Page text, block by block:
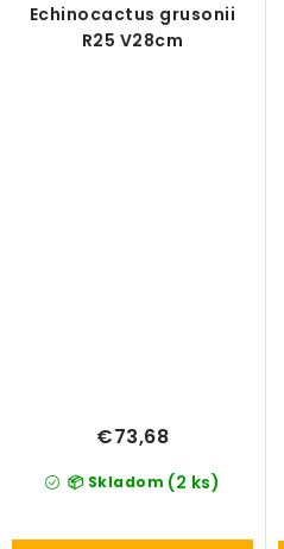
Echinocactus grusonii
R25 V28cm
📦 Skladom (2 ks)
€73,68